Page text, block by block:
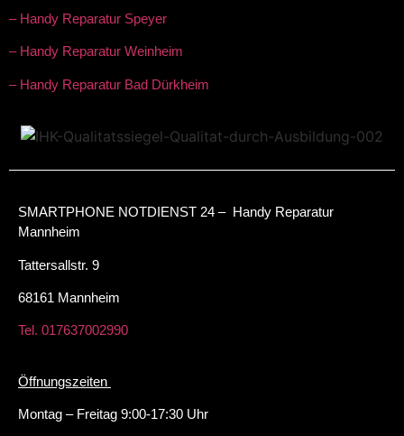
– Handy Reparatur Speyer
– Handy Reparatur Weinheim
– Handy Reparatur Bad Dürkheim
SMARTPHONE NOTDIENST 24 – Handy Reparatur
Mannheim
Tattersallstr. 9
68161 Mannheim
Tel. 017637002990
Öffnungszeiten
Montag – Freitag 9:00-17:30 Uhr